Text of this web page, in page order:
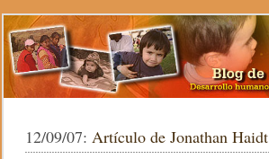
12/09/07:Artículo de Jonathan Haidt